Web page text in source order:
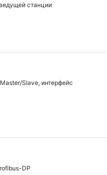
станции
Slave, интерфейс
DP